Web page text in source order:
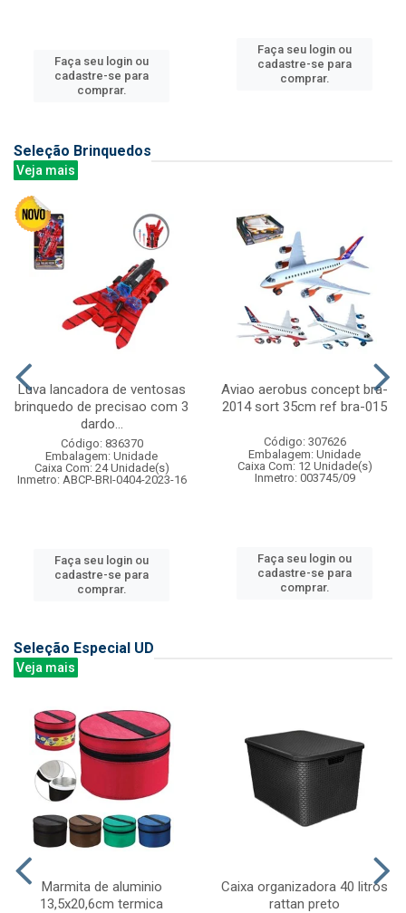
Faça seu login ou
cadastre-se para
comprar.
Faça seu login ou
cadastre-se para
comprar.
Seleção Brinquedos
Veja mais
Luva lancadora de ventosas
brinquedo de precisao com 3
dardo...
Código: 836370
Embalagem: Unidade
Caixa Com: 24 Unidade(s)
Inmetro: ABCP-BRI-0404-2023-16
Faça seu login ou
cadastre-se para
comprar.
Aviao aerobus concept bra-
2014 sort 35cm ref bra-015
Código: 307626
Embalagem: Unidade
Caixa Com: 12 Unidade(s)
Inmetro: 003745/09
Faça seu login ou
cadastre-se para
comprar.
Seleção Especial UD
Veja mais
Marmita de aluminio
13,5x20,6cm termica
Caixa organizadora 40 litros
rattan preto